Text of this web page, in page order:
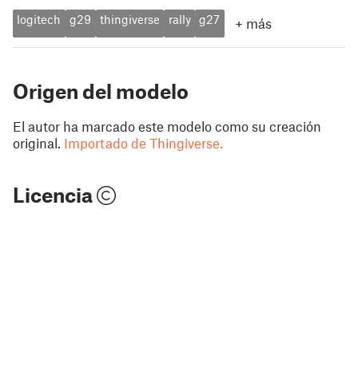
logitech g29 thingiverse rally g27 + más
Origen del modelo
El autor ha marcado este modelo como su creación
original. Importado de Thingiverse.
Licencia